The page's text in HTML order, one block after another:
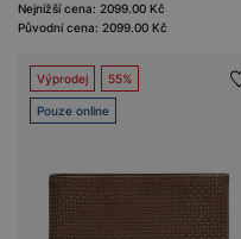
Nejnižší cena: 2099.00 Kč
Původní cena: 2099.00 Kč
Výprodej 55%
Pouze online